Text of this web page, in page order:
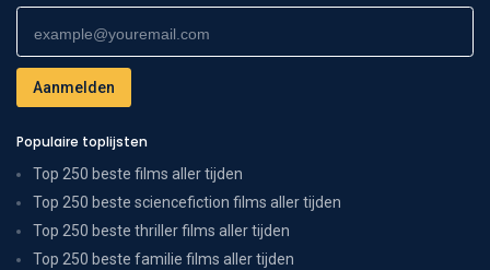
Populaire toplijsten
Top 250 beste films aller tijden
Top 250 beste sciencefiction films aller tijden
Top 250 beste thriller films aller tijden
Top 250 beste familie films aller tijden